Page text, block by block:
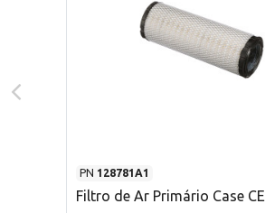
PN 128781A1
Filtro de Ar Primário Case CE